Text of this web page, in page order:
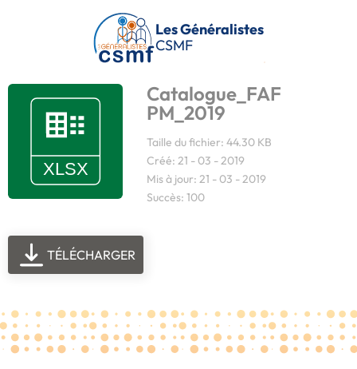
Passer au contenu principal
Les Généralistes
CSMF
Catalogue_FAF
PM_2019
Taille du fichier: 44.30 KB
Créé: 21 - 03 - 2019
Mis à jour: 21 - 03 - 2019
Succès: 100
TÉLÉCHARGER